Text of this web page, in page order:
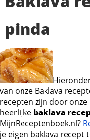
pinda
van onze Baklava
recepten zijn door onze
heerlijke baklava
MijnReceptenboek.nl?
je eigen baklava recept